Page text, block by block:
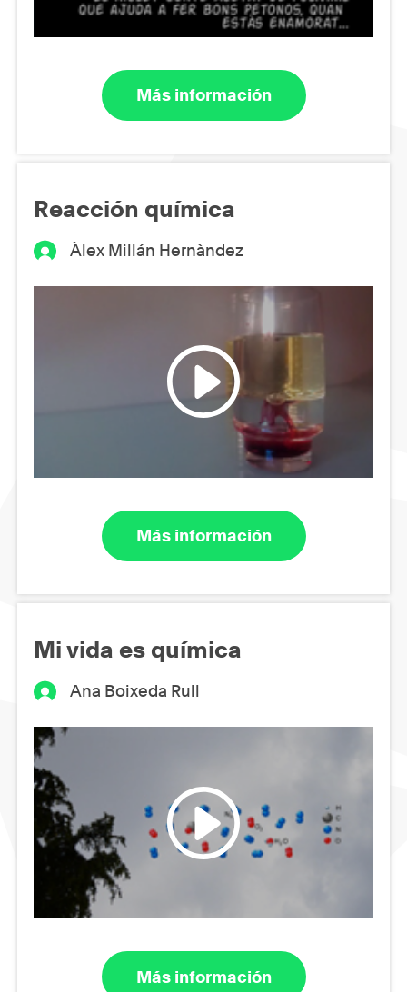
Más información
Reacción química
Àlex Millán Hernàndez
Más información
Mi vida es química
Ana Boixeda Rull
Más información